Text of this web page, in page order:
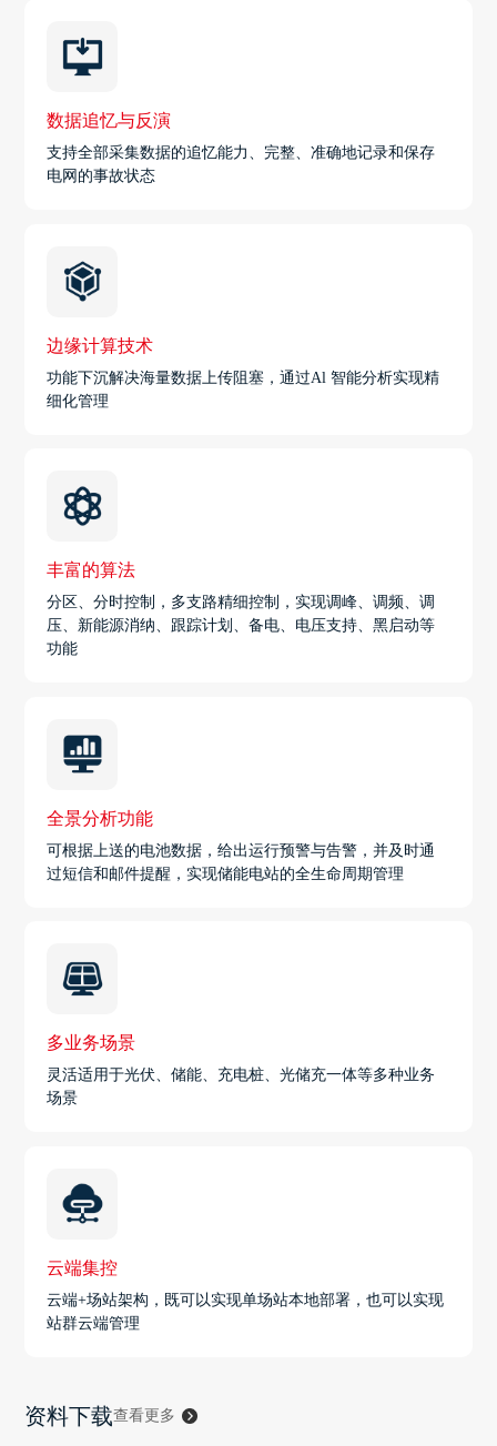
数据追忆与反演
支持全部采集数据的追忆能力、完整、准确地记录和保存
电网的事故状态
边缘计算技术
功能下沉解决海量数据上传阻塞，通过Al 智能分析实现精
细化管理
丰富的算法
分区、分时控制，多支路精细控制，实现调峰、调频、调
压、新能源消纳、跟踪计划、备电、电压支持、黑启动等
功能
全景分析功能
可根据上送的电池数据，给出运行预警与告警，并及时通
过短信和邮件提醒，实现储能电站的全生命周期管理
多业务场景
灵活适用于光伏、储能、充电桩、光储充一体等多种业务
场景
云端集控
云端+场站架构，既可以实现单场站本地部署，也可以实现
站群云端管理
资料下载查看更多